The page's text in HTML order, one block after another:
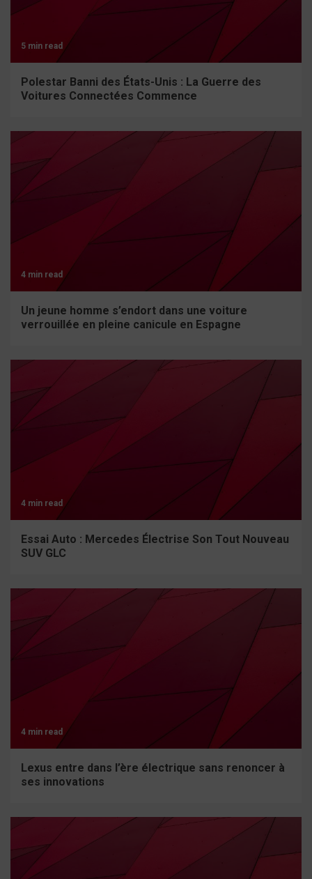
5 min read
Polestar Banni des États-Unis : La Guerre des
Voitures Connectées Commence
4 min read
Un jeune homme s’endort dans une voiture
verrouillée en pleine canicule en Espagne
4 min read
Essai Auto : Mercedes Électrise Son Tout Nouveau
SUV GLC
4 min read
Lexus entre dans l’ère électrique sans renoncer à
ses innovations